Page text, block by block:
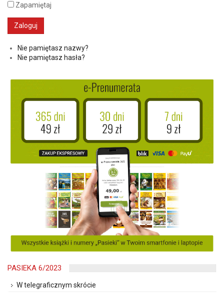
Zapamiętaj
Nie pamiętasz nazwy?
Nie pamiętasz hasła?
PASIEKA 6/2023
W telegraficznym skrócie